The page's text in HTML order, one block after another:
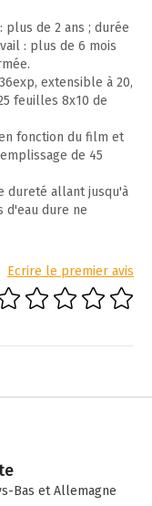
plus de 2 ans ; durée
: plus de 6 mois
extensible à 20,
feuilles 8x10 de
fonction du film et
de 45
dureté allant jusqu'à
d'eau dure ne
Ecrire le premier avis
Bas et Allemagne